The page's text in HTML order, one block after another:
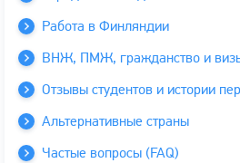
Работа в Финляндии
ВНЖ, ПМЖ, гражданство и
Отзывы студентов и истории
Альтернативные страны
Частые вопросы (FAQ)